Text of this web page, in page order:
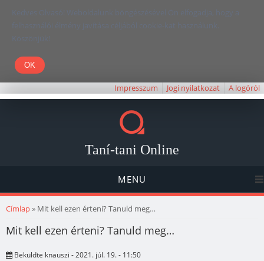
Kedves Olvasó! Weboldalunk böngészésével Ön elfogadja, hogy a
felhasználói élmény javítása céljából cookie-kat használunk.
Köszönjük!
Impresszum Jogi nyilatkozat A logóról
Taní-tani Online
MENU
Jelenlegi hely
Címlap» Mit kell ezen érteni? Tanuld meg…
Mit kell ezen érteni? Tanuld meg…
Beküldte knauszi - 2021. júl. 19. - 11:50